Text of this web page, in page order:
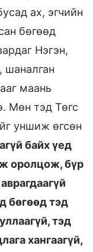
ах, эгчийн
бөгөөд
Нэгэн,
шаналган
маань
Мөн тэд Төгс
уншиж өгсөн
байх үед
оролцож, бүр
бөгөөд тэд
тэд
хангаагүй,